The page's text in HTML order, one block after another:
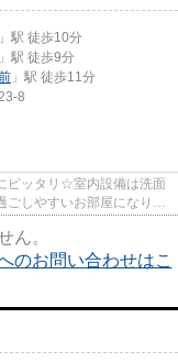
」駅 徒歩10分
」駅 徒歩9分
」駅 徒歩11分
8
ピッタリ☆室内設備は洗面
ごしやすいお部屋になりま
ん。
のお問い合わせはこ